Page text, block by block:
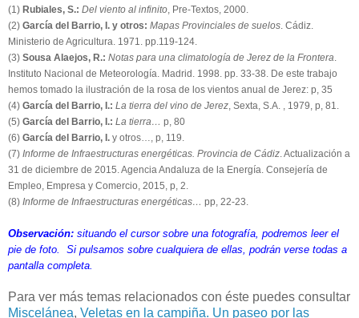
(1) Rubiales, S.: Del viento al infinito, Pre-Textos, 2000.
(2) García del Barrio, I. y otros: Mapas Provinciales de suelos. Cádiz.
Ministerio de Agricultura. 1971. pp.119-124.
(3) Sousa Alaejos, R.: Notas para una climatología de Jerez de la Frontera.
Instituto Nacional de Meteorología. Madrid. 1998. pp. 33-38. De este trabajo
hemos tomado la ilustración de la rosa de los vientos anual de Jerez: p, 35
(4) García del Barrio, I.: La tierra del vino de Jerez, Sexta, S.A. , 1979, p, 81.
(5) García del Barrio, I.: La tierra… p, 80
(6) García del Barrio, I. y otros…, p, 119.
(7) Informe de Infraestructuras energéticas. Provincia de Cádiz. Actualización a
31 de diciembre de 2015. Agencia Andaluza de la Energía. Consejería de
Empleo, Empresa y Comercio, 2015, p, 2.
(8) Informe de Infraestructuras energéticas… pp, 22-23.
Observación: situando el cursor sobre una fotografía, podremos leer el
pie de foto. Si pulsamos sobre cualquiera de ellas, podrán verse todas a
pantalla completa.
Para ver más temas relacionados con éste puedes consultar
Miscelánea, Veletas en la campiña. Un paseo por las